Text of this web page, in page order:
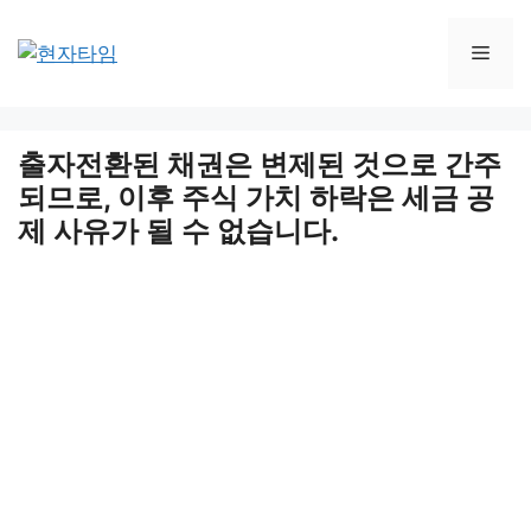
출자전환된 채권은 변제된 것으로 간주
되므로, 이후 주식 가치 하락은 세금 공
제 사유가 될 수 없습니다.